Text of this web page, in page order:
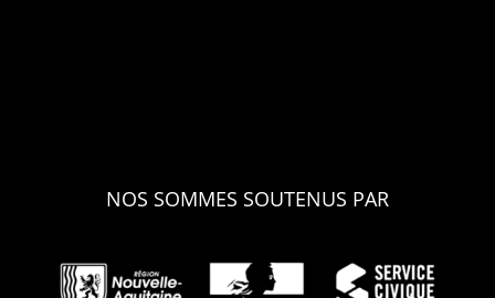
NOS SOMMES SOUTENUS PAR